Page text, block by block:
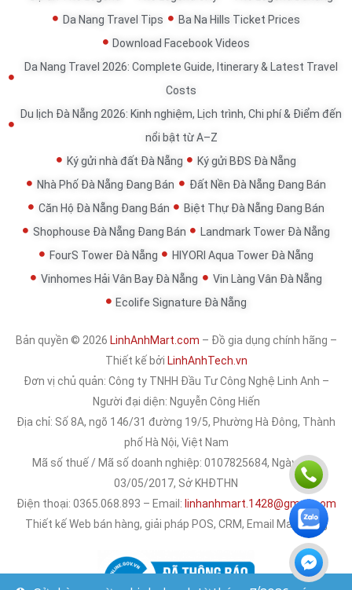
Da Nang Travel Tips
Ba Na Hills Ticket Prices
Download Facebook Videos
Da Nang Travel 2026: Complete Guide, Itinerary & Latest Travel
Costs
Du lịch Đà Nẵng 2026: Kinh nghiệm, Lịch trình, Chi phí & Điểm đến
nổi bật từ A–Z
Ký gửi nhà đất Đà Nẵng
Ký gửi BĐS Đà Nẵng
Nhà Phố Đà Nẵng Đang Bán
Đất Nền Đà Nẵng Đang Bán
Căn Hộ Đà Nẵng Đang Bán
Biệt Thự Đà Nẵng Đang Bán
Shophouse Đà Nẵng Đang Bán
Landmark Tower Đà Nẵng
FourS Tower Đà Nẵng
HIYORI Aqua Tower Đà Nẵng
Vinhomes Hải Vân Bay Đà Nẵng
Vin Làng Vân Đà Nẵng
Ecolife Signature Đà Nẵng
Bản quyền © 2026 LinhAnhMart.com – Đồ gia dụng chính hãng –
Thiết kế bởi LinhAnhTech.vn
Đơn vị chủ quản: Công ty TNHH Đầu Tư Công Nghệ Linh Anh –
Người đại diện: Nguyễn Công Hiến
Địa chỉ: Số 8A, ngõ 146/31 đường 19/5, Phường Hà Đông, Thành
phố Hà Nội, Việt Nam
Mã số thuế / Mã số doanh nghiệp: 0107825684, Ngày cấp:
03/05/2017, Sở KHĐTHN
Điện thoại: 0365.068.893 – Email: linhanhmart.1428@gmail.com
Thiết kế Web bán hàng, giải pháp POS, CRM, Email Marketing